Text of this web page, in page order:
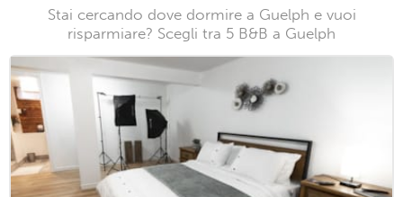
Stai cercando dove dormire a Guelph e vuoi
risparmiare? Scegli tra 5 B&B a Guelph